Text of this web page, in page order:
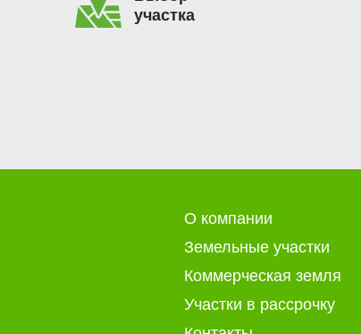
участка
О компании
Земельные участки
Коммерческая земля
Участки в рассрочку